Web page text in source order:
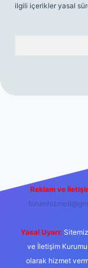
ilgili içerikler yasal
Reklam ve
Yasal Uyarı:
ve İletişim Kurumu
olarak hizmet